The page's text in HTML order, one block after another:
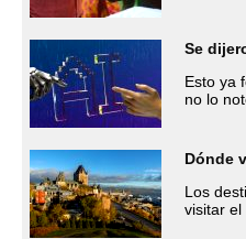
Se
Esto ya
no lo
Dónde
Los
visitar el